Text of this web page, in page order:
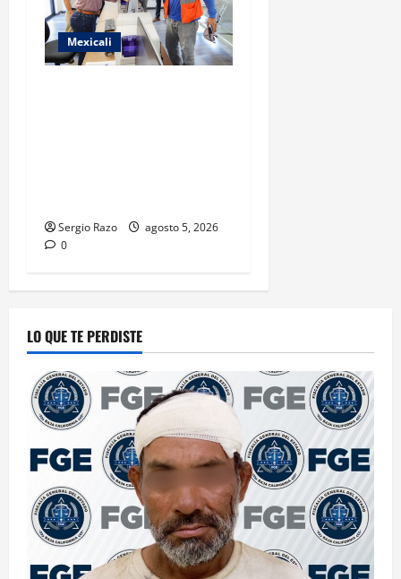
Mexicali
Sergio Razo
agosto 5, 2026
0
LO QUE TE PERDISTE